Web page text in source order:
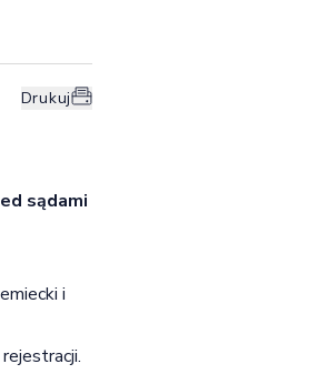
Drukuj
sądami
i